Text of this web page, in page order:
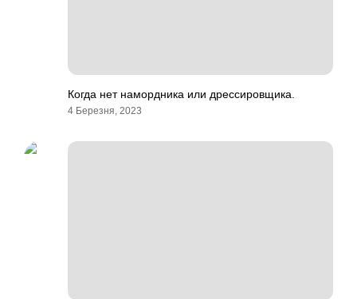
Когда нет намордника или дрессировщика.
4 Березня, 2023